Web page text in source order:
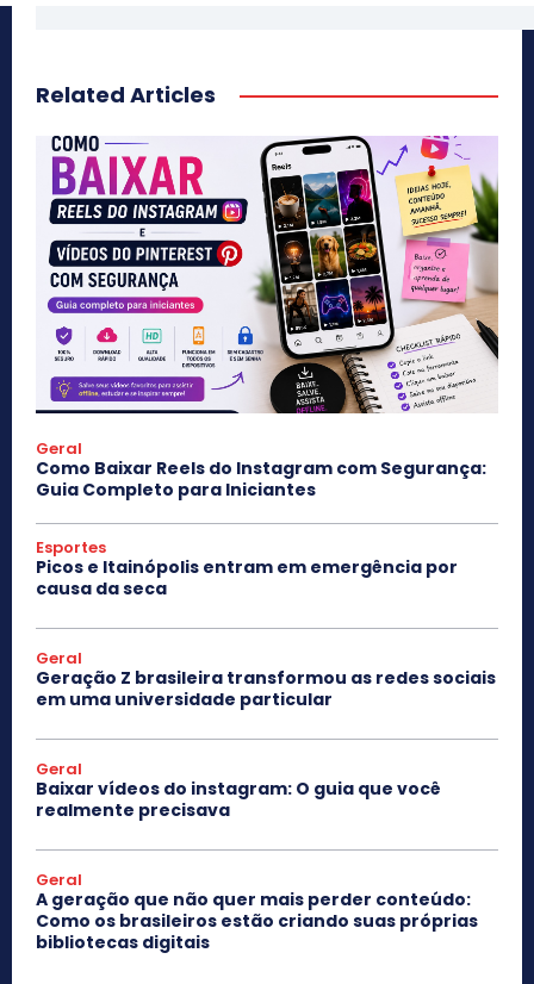
Related Articles
Geral
Como Baixar Reels do Instagram com Segurança:
Guia Completo para Iniciantes
Esportes
Picos e Itainópolis entram em emergência por
causa da seca
Geral
Geração Z brasileira transformou as redes sociais
em uma universidade particular
Geral
Baixar vídeos do instagram: O guia que você
realmente precisava
Geral
A geração que não quer mais perder conteúdo:
Como os brasileiros estão criando suas próprias
bibliotecas digitais